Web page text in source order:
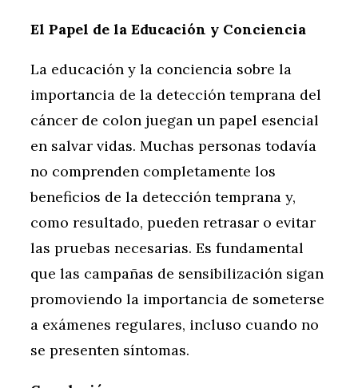
El Papel de la Educación y Conciencia
La educación y la conciencia sobre la
importancia de la detección temprana del
cáncer de colon juegan un papel esencial
en salvar vidas. Muchas personas todavía
no comprenden completamente los
beneficios de la detección temprana y,
como resultado, pueden retrasar o evitar
las pruebas necesarias. Es fundamental
que las campañas de sensibilización sigan
promoviendo la importancia de someterse
a exámenes regulares, incluso cuando no
se presenten síntomas.